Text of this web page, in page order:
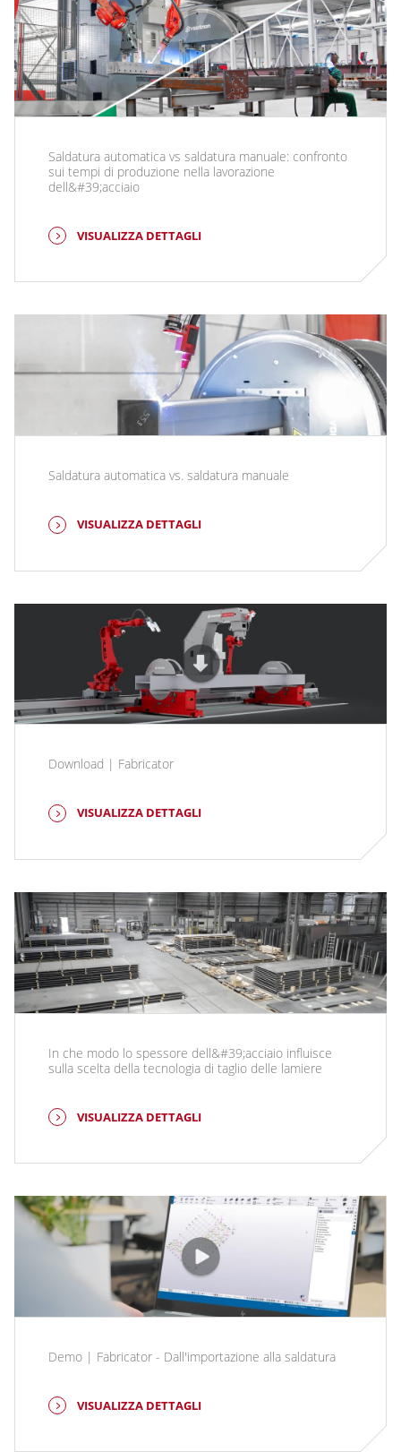
Saldatura automatica vs saldatura manuale: confronto
sui tempi di produzione nella lavorazione
dell&#39;acciaio
VISUALIZZA DETTAGLI
Saldatura automatica vs. saldatura manuale
VISUALIZZA DETTAGLI
Download | Fabricator
VISUALIZZA DETTAGLI
In che modo lo spessore dell&#39;acciaio influisce
sulla scelta della tecnologia di taglio delle lamiere
VISUALIZZA DETTAGLI
Demo | Fabricator - Dall'importazione alla saldatura
VISUALIZZA DETTAGLI